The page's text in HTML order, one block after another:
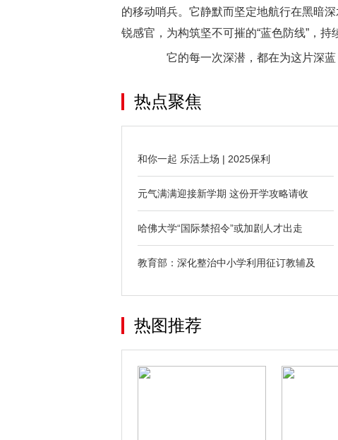
的移动哨兵。它静默而坚定地航行在黑暗
锐感官，为构筑坚不可摧的“蓝色防线”，持
它的每一次深潜，都在为这片深蓝
热点聚焦
和你一起 乐活上场 | 2025保利
元气满满迎接新学期 这份开学攻略请收
哈佛大学“国际禁招令”或加剧人才出走
教育部：深化整治中小学利用征订教辅及
热图推荐